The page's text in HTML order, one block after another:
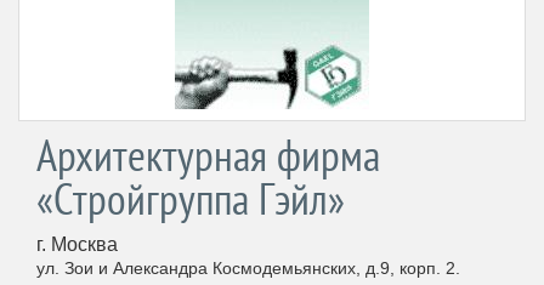
Архитектурная фирма
«Стройгруппа Гэйл»
г. Москва
ул. Зои и Александра Космодемьянских, д.9, корп. 2.